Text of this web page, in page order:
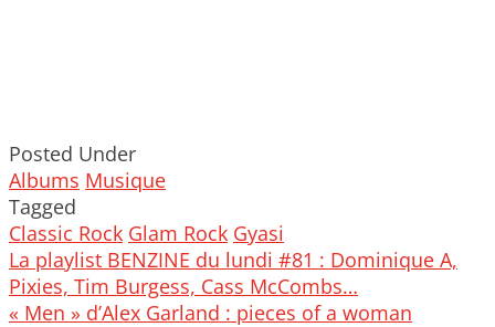
Posted Under
Albums Musique
Tagged
Classic Rock Glam Rock Gyasi
Post
navigation
La playlist BENZINE du lundi #81 : Dominique A,
Pixies, Tim Burgess, Cass McCombs…
« Men » d’Alex Garland : pieces of a woman